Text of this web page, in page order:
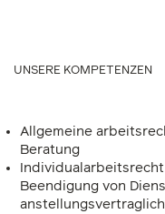
UNSERE KOMPETENZEN
Allgemeine
Beratung
Beendigung von